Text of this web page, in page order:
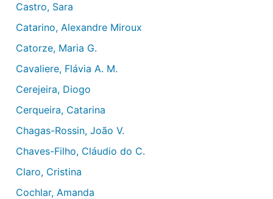
Castro, Sara
Catarino, Alexandre Miroux
Catorze, Maria G.
Cavaliere, Flávia A. M.
Cerejeira, Diogo
Cerqueira, Catarina
Chagas-Rossin, João V.
Chaves-Filho, Cláudio do C.
Claro, Cristina
Cochlar, Amanda